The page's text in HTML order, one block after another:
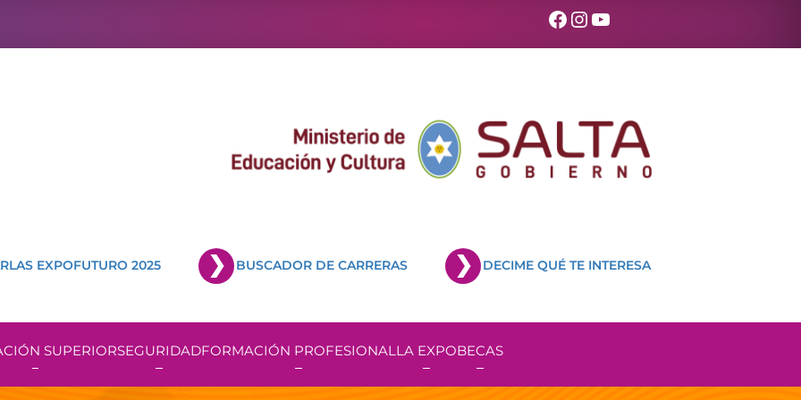
Facebook
Instagram
YouTube
EXPOFUTURO 2025 BUSCADOR DE CARRERAS DECIME QUÉ TE INTERESA
SUPERIORSEGURIDADFORMACIÓN PROFESIONALLA EXPOBECAS